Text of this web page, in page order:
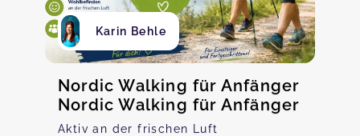
Karin Behle
Nordic Walking für Anfänger
Nordic Walking für Anfänger
Aktiv an der frischen Luft